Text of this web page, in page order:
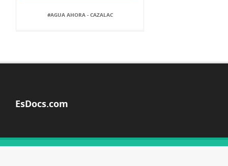
#AGUA AHORA - CAZALAC
EsDocs.com